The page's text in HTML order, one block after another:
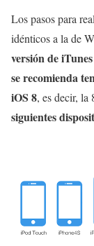
Los pasos para
idénticos a la de
versión de
se recomienda
iOS 8, es decir, la
siguientes